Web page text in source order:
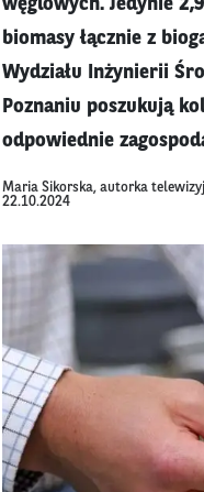
węglowych. Jedynie
biomasy łącznie z
Wydziału Inżynierii
Poznaniu poszukują
odpowiednie
Maria Sikorska, autorka
22.10.2024